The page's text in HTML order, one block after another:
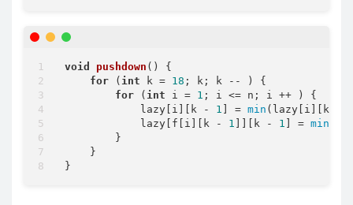
void pushdown ()
{
for ( int k = 18 ; k; k -- ) {
for ( int i = 1 ; i <= n; i ++ ) {
            lazy[i][k -
1 ] = min (lazy[i][k -
            lazy[f[i][k -
1 ]][k - 1 ] = min
        }
    }
}